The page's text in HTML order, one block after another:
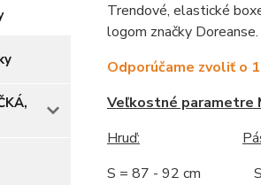
Trendové, elastické
logom značky
Odporúčame zvoliť o
Veľkostné parametre
Hruď:
S = 87 - 92 cm S